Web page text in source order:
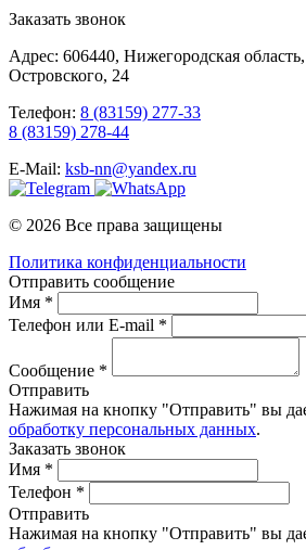
Заказать звонок
Адрес: 606440, Нижегородская
Островского, 24
Телефон: 8 (83159) 277-33
8 (83159) 278-44
E-Mail: ksb-nn@yandex.ru
© 2026 Все права защищены
Политика конфиденциальности
Отправить сообщение
Имя *
Телефон или E-mail *
Сообщение *
Отправить
Нажимая на кнопку "Отправить" вы
обработку персональных данных.
Заказать звонок
Имя *
Телефон *
Отправить
Нажимая на кнопку "Отправить" вы